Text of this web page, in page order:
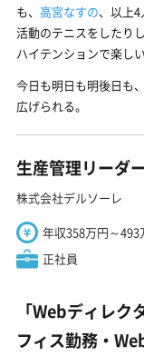
も、 高宮なすの、以上
活動のテニスをしたり
ハイテンションで楽し
今日も明日も明後日も
広げられる。
生産管理リーダ
株式会社デルソーレ
年収358万円～493
正社員
「Webディレ
フィス勤務・